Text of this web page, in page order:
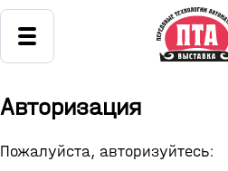
Авторизация
Пожалуйста, авторизуйтесь: